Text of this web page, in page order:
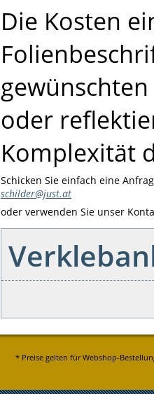
Die Kosten
oder
Komplexität
Schicken Sie einfach eine
schilder@just.at
oder verwenden Sie unser
* Preise gelten für Webshop-